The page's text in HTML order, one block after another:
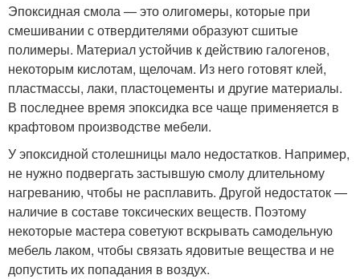
Эпоксидная смола — это олигомеры, которые при
смешивании с отвердителями образуют сшитые
полимеры. Материал устойчив к действию галогенов,
некоторым кислотам, щелочам. Из него готовят клей,
пластмассы, лаки, пластоцементы и другие материалы.
В последнее время эпоксидка все чаще применяется в
крафтовом производстве мебели.
У эпоксидной столешницы мало недостатков. Например,
не нужно подвергать застывшую смолу длительному
нагреванию, чтобы не расплавить. Другой недостаток —
наличие в составе токсических веществ. Поэтому
некоторые мастера советуют вскрывать самодельную
мебель лаком, чтобы связать ядовитые вещества и не
допустить их попадания в воздух.